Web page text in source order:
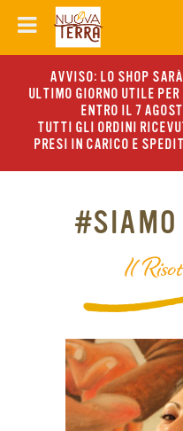
AVVISO: LO SHOP
ULTIMO GIORNO UTILE
ENTRO IL 7
TUTTI GLI ORDINI
PRESI IN CARICO E
#SIAMO
Il